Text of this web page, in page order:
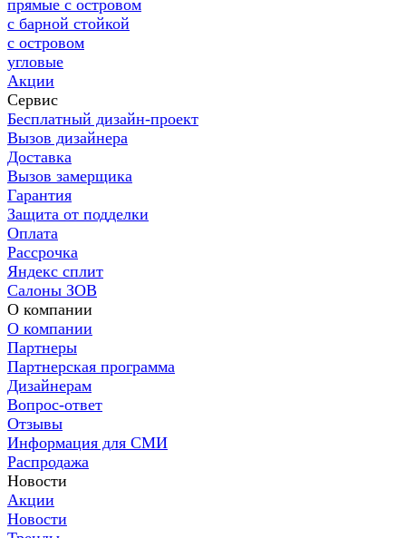
прямые с островом
с барной стойкой
с островом
угловые
Акции
Сервис
Бесплатный дизайн-проект
Вызов дизайнера
Доставка
Вызов замерщика
Гарантия
Защита от подделки
Оплата
Рассрочка
Яндекс сплит
Салоны ЗОВ
О компании
О компании
Партнеры
Партнерская программа
Дизайнерам
Вопрос-ответ
Отзывы
Информация для СМИ
Распродажа
Новости
Акции
Новости